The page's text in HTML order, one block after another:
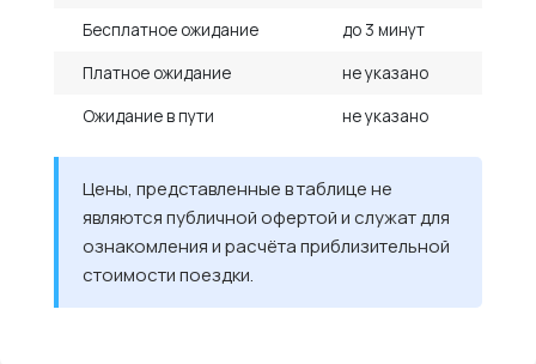
Бесплатное ожидание
до 3 минут
Платное ожидание
не указано
Ожидание в пути
не указано
Цены, представленные в таблице не
являются публичной офертой и служат для
ознакомления и расчёта приблизительной
стоимости поездки.